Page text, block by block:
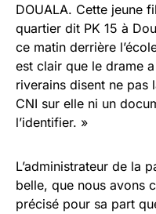
DOUALA. Cette jeune
quartier dit PK 15 à
ce matin derrière
est clair que le drame
riverains disent ne pas
CNI sur elle ni un
l’identifier. »
L’administrateur de la
belle, que nous avons
précisé pour sa part